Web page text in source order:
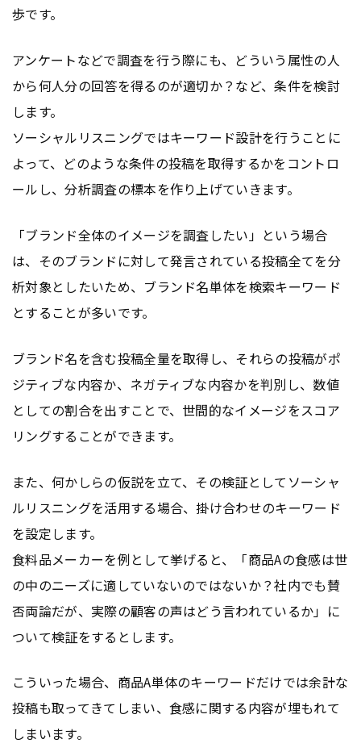
歩です。
アンケートなどで調査を行う際にも、どういう属性の人
から何人分の回答を得るのが適切か？など、条件を検討
します。
ソーシャルリスニングではキーワード設計を行うことに
よって、どのような条件の投稿を取得するかをコントロ
ールし、分析調査の標本を作り上げていきます。
「ブランド全体のイメージを調査したい」という場合
は、そのブランドに対して発言されている投稿全てを分
析対象としたいため、ブランド名単体を検索キーワード
とすることが多いです。
ブランド名を含む投稿全量を取得し、それらの投稿がポ
ジティブな内容か、ネガティブな内容かを判別し、数値
としての割合を出すことで、世間的なイメージをスコア
リングすることができます。
また、何かしらの仮説を立て、その検証としてソーシャ
ルリスニングを活用する場合、掛け合わせのキーワード
を設定します。
食料品メーカーを例として挙げると、「商品Aの食感は世
の中のニーズに適していないのではないか？社内でも賛
否両論だが、実際の顧客の声はどう言われているか」に
ついて検証をするとします。
こういった場合、商品A単体のキーワードだけでは余計な
投稿も取ってきてしまい、食感に関する内容が埋もれて
しまいます。